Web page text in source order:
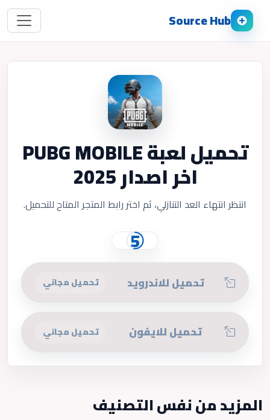
Source Hub
تحميل لعبة PUBG MOBILE
اخر اصدار 2025
انتظر انتهاء العد التنازلي، ثم اختر رابط المتجر المتاح للتحميل.
5
تحميل للاندرويد تحميل مجاني
تحميل للايفون تحميل مجاني
المزيد من نفس التصنيف